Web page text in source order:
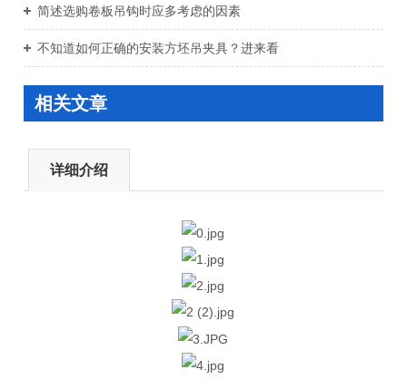
简述选购卷板吊钩时应多考虑的因素
不知道如何正确的安装方坯吊夹具？进来看
相关文章
详细介绍